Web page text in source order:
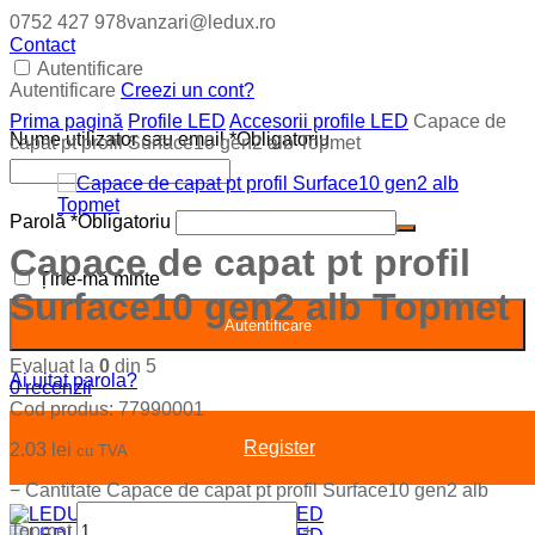
0752 427 978vanzari@ledux.ro
Contact
Autentificare
Autentificare Creezi un cont?
Nume utilizator sau email*Obligatoriu
Parolă *Obligatoriu
Ține-mă minte
Autentificare
Ai uitat parola?
Register
Prima pagină Profile LED Accesorii profile LED Capace de
capat pt profil Surface10 gen2 alb Topmet
Capace de capat pt profil
Surface10 gen2 alb Topmet
Evaluat la 0 din 5
0recenzii
Cod produs: 77990001
2.03 lei cu TVA
− Cantitate Capace de capat pt profil Surface10 gen2 alb
Topmet
+